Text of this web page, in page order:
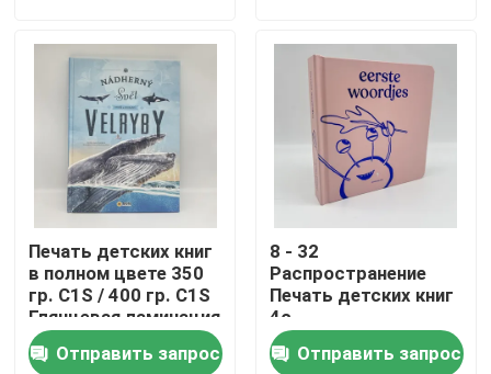
Видео
О нас
Ресурс
Свяжитесь мы
Новости
Печать детских книг
в полном цвете 350
гр. C1S / 400 гр. C1S
Глянцевая ламинация
Отправить запрос
8 - 32
Распространение
Печать детских книг
4c
Профессиональная
печать в цвете
Отправить запрос